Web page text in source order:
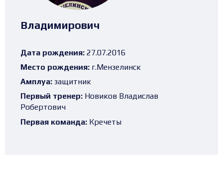
Владимирович
Дата рождения: 27.07.2016
Место рождения: г.Мензелинск
Амплуа: защитник
Первый тренер: Новиков Владислав
Робертович
Первая команда: Кречеты